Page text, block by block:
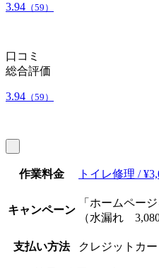
3.94 （59）
口コミ
総合評価
3.94 （59）
作業料金 トイレ修理 /
キャンペーン
「ホームペー
（水漏れ
支払い方法 クレジットカ